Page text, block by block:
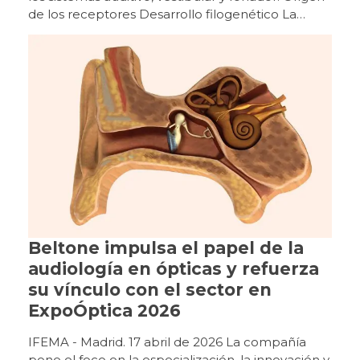
Beltone impulsa el papel de la
audiología en ópticas y refuerza
su vínculo con el sector en
ExpoÓptica 2026
IFEMA - Madrid. 17 abril de 2026 La compañía